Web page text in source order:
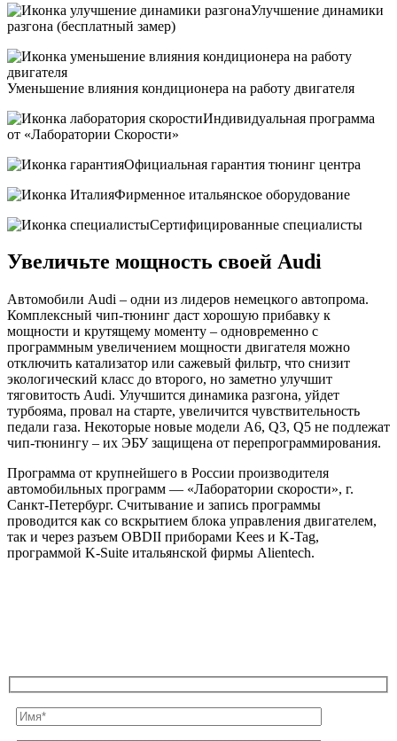
Улучшение динамики
разгона (бесплатный замер)
Уменьшение влияния кондиционера на работу двигателя
Индивидуальная программа
от «Лаборатории Скорости»
Официальная гарантия тюнинг центра
Фирменное итальянское оборудование
Сертифицированные специалисты
Увеличьте мощность своей Audi
Автомобили Audi – одни из лидеров немецкого автопрома.
Комплексный чип-тюнинг даст хорошую прибавку к
мощности и крутящему моменту – одновременно с
программным увеличением мощности двигателя можно
отключить катализатор или сажевый фильтр, что снизит
экологический класс до второго, но заметно улучшит
тяговитость Audi. Улучшится динамика разгона, уйдет
турбояма, провал на старте, увеличится чувствительность
педали газа. Некоторые новые модели A6, Q3, Q5 не подлежат
чип-тюнингу – их ЭБУ защищена от перепрограммирования.
Программа от крупнейшего в России производителя
автомобильных программ — «Лаборатории скорости», г.
Санкт-Петербург. Считывание и запись программы
проводится как со вскрытием блока управления двигателем,
так и через разъем OBDII приборами Kees и K-Tag,
программой K-Suite итальянской фирмы Alientech.